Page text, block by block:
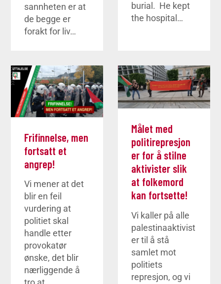
sannheten er at
de begge er
forakt for liv…
burial. He kept
the hospital…
Frifinnelse, men
fortsatt et
angrep!
Vi mener at det
blir en feil
vurdering at
politiet skal
handle etter
provokatør
ønske, det blir
nærliggende å
Målet med
politirepresjon
er for å stilne
aktivister slik
at folkemord
kan fortsette!
Vi kaller på alle
palestinaaktivist
er til å stå
samlet mot
politiets
represjon, og vi